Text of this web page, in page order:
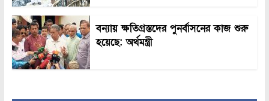
বন্যায় ক্ষতিগ্রস্তদের পুনর্বাসনের কাজ শুরু
হয়েছে: অর্থমন্ত্রী